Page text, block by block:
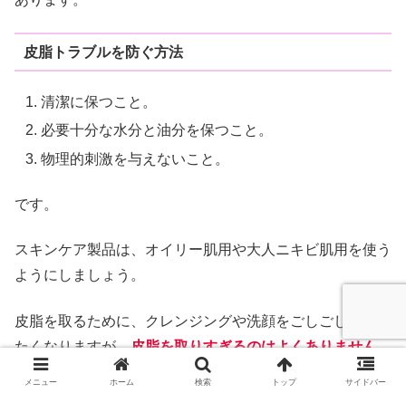
皮脂トラブルを防ぐ方法
清潔に保つこと。
必要十分な水分と油分を保つこと。
物理的刺激を与えないこと。
です。
スキンケア製品は、オイリー肌用や大人ニキビ肌用を使う
ようにしましょう。
皮脂を取るために、クレンジングや洗顔をごしごしとやり
たくなりますが、皮脂を取りすぎるのはよくありません。
メニュー ホーム 検索 トップ サイドバー